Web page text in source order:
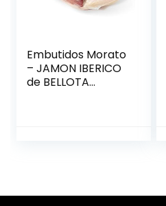
Embutidos Morato
– JAMON IBERICO
de BELLOTA